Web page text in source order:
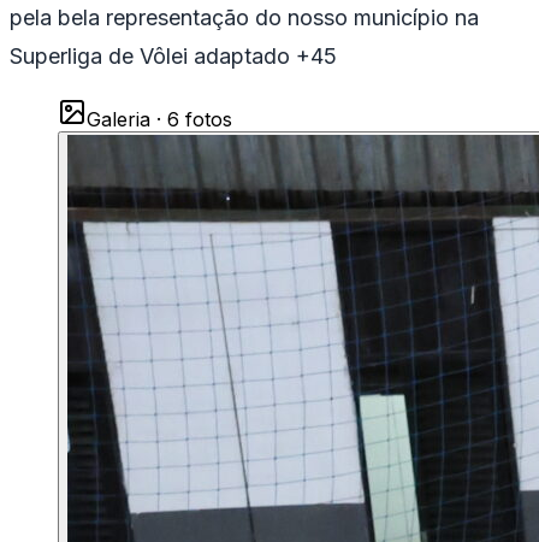
pela bela representação do nosso município na
Superliga de Vôlei adaptado +45
Galeria · 6 fotos